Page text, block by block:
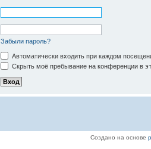
Забыли пароль?
Автоматически входить при каждом
Скрыть моё пребывание на конференции в
Создано на основе